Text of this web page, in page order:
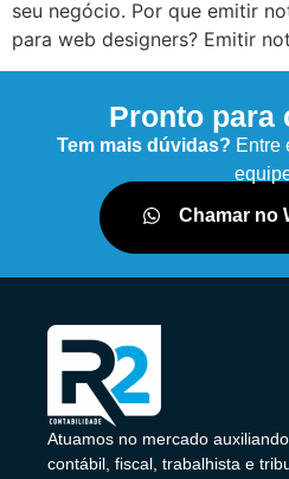
seu negócio. Por que emitir
para web designers? Emitir
Pronto para
Tem mais dúvidas? Entre
Chamar no
Atuamos no mercado
contábil, fiscal, trabalhista e